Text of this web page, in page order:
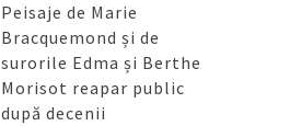
Peisaje de Marie
Bracquemond și de
surorile Edma și Berthe
Morisot reapar public
după decenii